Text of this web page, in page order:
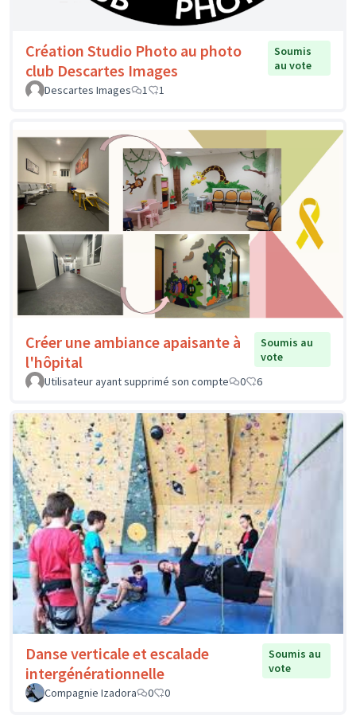
Création Studio Photo au photo
club Descartes Images
Soumis
au vote
Descartes Images
1 1
Créer une ambiance apaisante à
l'hôpital
Soumis au
vote
Utilisateur ayant supprimé son compte
0 6
Danse verticale et escalade
intergénérationnelle
Soumis au
vote
Compagnie Izadora
0 0